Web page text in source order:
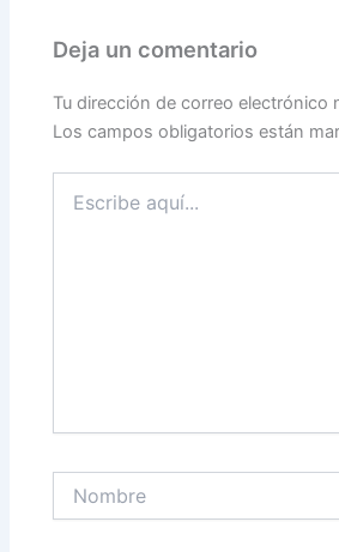
Deja un comentario
Tu dirección de correo electrónico
Los campos obligatorios están
aquí...